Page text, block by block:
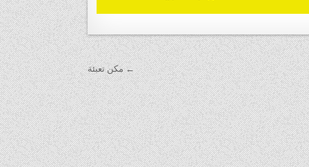
← ‏مكن تعبئة